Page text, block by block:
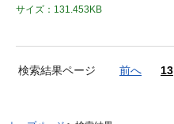
サイズ：131.453KB
検索結果ページ 前へ 13